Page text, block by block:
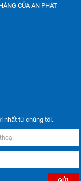
CỦA AN PHÁT
nhất từ chúng tôi.